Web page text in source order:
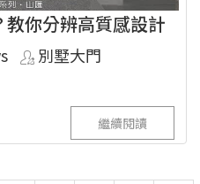
你分辨高質感設計
別墅大門
繼續閱讀